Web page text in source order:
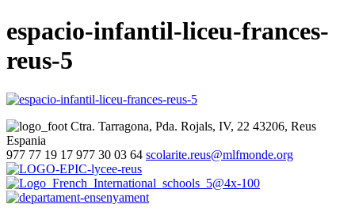
espacio-infantil-liceu-frances-
reus-5
Ctra. Tarragona, Pda. Rojals, IV, 22 43206, Reus
Espania
977 77 19 17 977 30 03 64 scolarite.reus@mlfmonde.org